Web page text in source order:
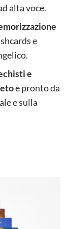
alta voce.
e
e
e pronto da
e sulla